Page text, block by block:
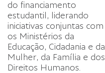
do financiamento
estudantil, liderando
iniciativas conjuntas com
os Ministérios da
Educação, Cidadania e da
Mulher, da Família e dos
Direitos Humanos.